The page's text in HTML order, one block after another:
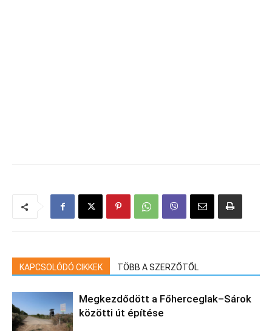
KAPCSOLÓDÓ CIKKEK TÖBB A SZERZŐTŐL
Megkezdődött a Főherceglak–Sárok
közötti út építése